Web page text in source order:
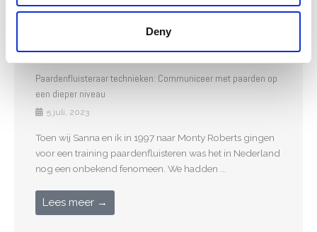
Deny
Paardenfluisteraar technieken: Communiceer met paarden op
een dieper niveau
5 juli, 2023
Toen wij Sanna en ik in 1997 naar Monty Roberts gingen
voor een training paardenfluisteren was het in Nederland
nog een onbekend fenomeen. We hadden ...
Lees meer →